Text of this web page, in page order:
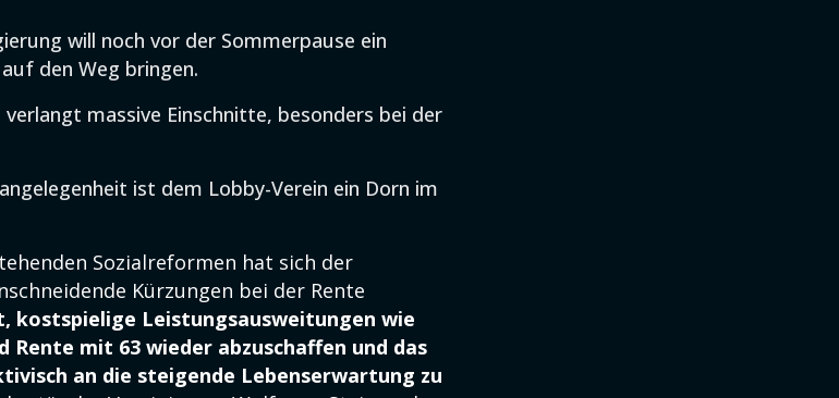
will noch vor der Sommerpause ein
den Weg bringen.
massive Einschnitte, besonders bei der
ist dem Lobby-Verein ein Dorn im
Sozialreformen hat sich der
Kürzungen bei der Rente
kostspielige Leistungsausweitungen wie
mit 63 wieder abzuschaffen und das
an die steigende Lebenserwartung zu